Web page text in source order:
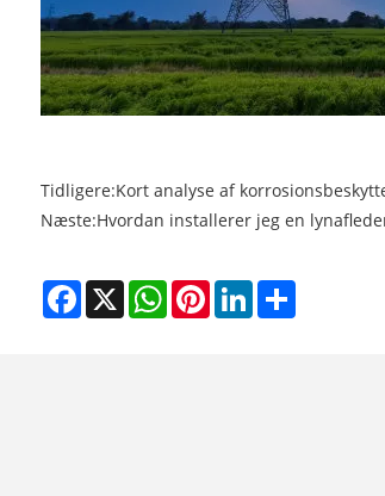
Tidligere:Kort analyse af
Næste:Hvordan installerer jeg en
Facebook
X WhatsAppPinterestLinkedInShare